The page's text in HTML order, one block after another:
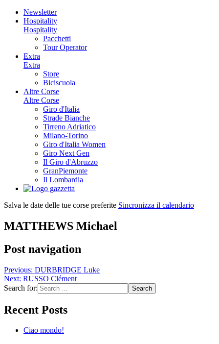
Newsletter
Hospitality
Hospitality
Pacchetti
Tour Operator
Extra
Extra
Store
Biciscuola
Altre Corse
Altre Corse
Giro d'Italia
Strade Bianche
Tirreno Adriatico
Milano-Torino
Giro d'Italia Women
Giro Next Gen
Il Giro d'Abruzzo
GranPiemonte
Il Lombardia
Salva le date delle tue corse preferite Sincronizza il calendario
MATTHEWS Michael
Post navigation
Previous: DURBRIDGE Luke
Next: RUSSO Clément
Search for:
Recent Posts
Ciao mondo!